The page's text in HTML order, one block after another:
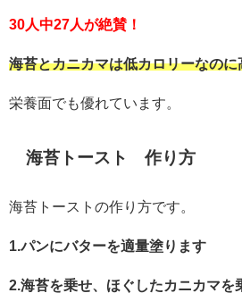
30人中27人が絶賛！
海苔とカニカマは低カロリーなのに
栄養面でも優れています。
海苔トースト 作り方
海苔トーストの作り方です。
1.パンにバターを適量塗ります
2.海苔を乗せ、ほぐしたカニカマを